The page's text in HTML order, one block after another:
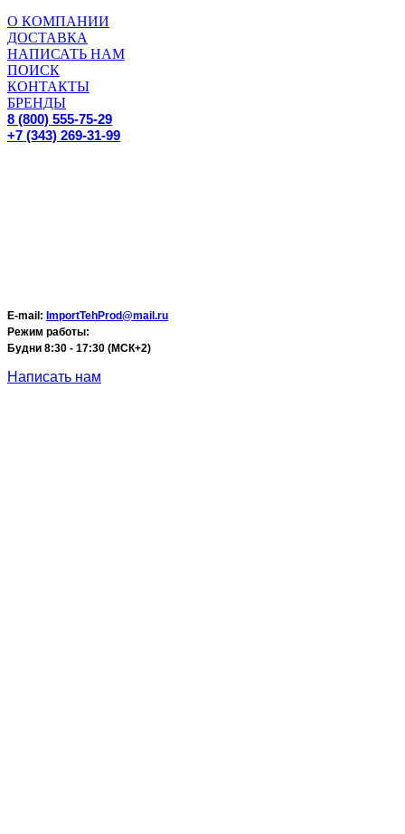
О КОМПАНИИ
ДОСТАВКА
НАПИСАТЬ НАМ
ПОИСК
КОНТАКТЫ
БРЕНДЫ
8 (800) 555-75-29
+7 (343) 269-31-99
E-mail: ImportTehProd@mail.ru
Режим работы:
Будни 8:30 - 17:30 (МСК+2)
Написать нам